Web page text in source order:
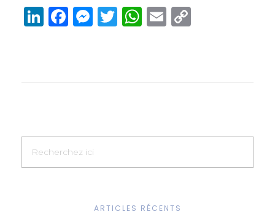
Li F
o
k
M
er
T
W
p
E
k
ARTICLES RÉCENTS